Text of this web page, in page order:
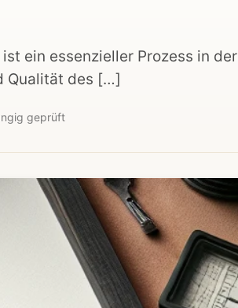
ein essenzieller Prozess in der
Qualität des […]
geprüft